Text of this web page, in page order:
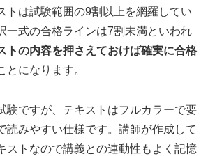
トは試験範囲の9割以上を網羅してい
一式の合格ラインは7割未満といわれ
トの内容を押さえておけば確実に合格
とになります。
験ですが、テキストはフルカラーで要
読みやすい仕様です。講師が作成して
ストなので講義との連動性もよく記憶